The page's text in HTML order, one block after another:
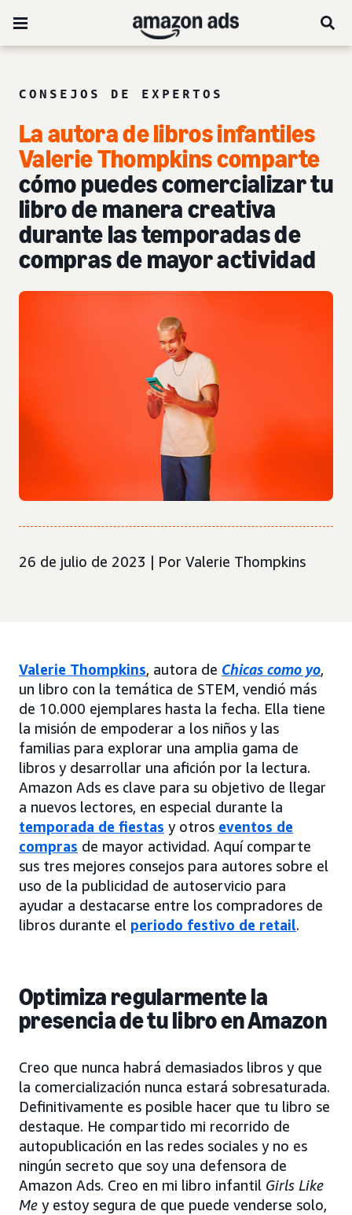
CONSEJOS DE EXPERTOS
La autora de libros infantiles
Valerie Thompkins comparte
cómo puedes comercializar tu
libro de manera creativa
durante las temporadas de
compras de mayor actividad
26 de julio de 2023 | Por Valerie Thompkins
Valerie Thompkins, autora de Chicas como yo,
un libro con la temática de STEM, vendió más
de 10.000 ejemplares hasta la fecha. Ella tiene
la misión de empoderar a los niños y las
familias para explorar una amplia gama de
libros y desarrollar una afición por la lectura.
Amazon Ads es clave para su objetivo de llegar
a nuevos lectores, en especial durante la
temporada de fiestas y otros eventos de
compras de mayor actividad. Aquí comparte
sus tres mejores consejos para autores sobre el
uso de la publicidad de autoservicio para
ayudar a destacarse entre los compradores de
libros durante el periodo festivo de retail.
Optimiza regularmente la
presencia de tu libro en Amazon
Creo que nunca habrá demasiados libros y que
la comercialización nunca estará sobresaturada.
Definitivamente es posible hacer que tu libro se
destaque. He compartido mi recorrido de
autopublicación en las redes sociales y no es
ningún secreto que soy una defensora de
Amazon Ads. Creo en mi libro infantil Girls Like
Me y estoy segura de que puede venderse solo,